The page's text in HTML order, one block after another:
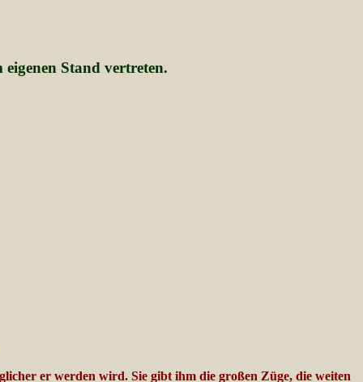
Stand vertreten.
er werden wird. Sie gibt ihm die großen Züge, die weiten